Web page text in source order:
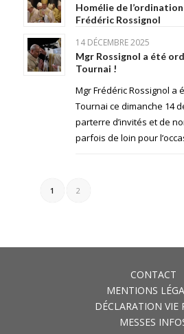
Homélie de
Frédéric Rossignol
14 DÉCEMBRE 2025
Mgr Rossignol a été
Tournai !
Mgr Frédéric Rossignol a
Tournai ce dimanche 14
parterre d’invités et de
parfois de loin pour
1 2
CONTACT
MENTIONS
DÉCLARATION VIE
MESSES